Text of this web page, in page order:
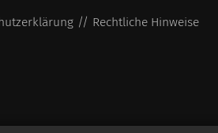
Rechtliche Hinweise